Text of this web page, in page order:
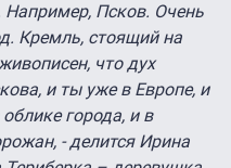
Псков. Очень
Кремль, стоящий на
что дух
и ты уже в Европе, и
города, и в
- делится Ирина